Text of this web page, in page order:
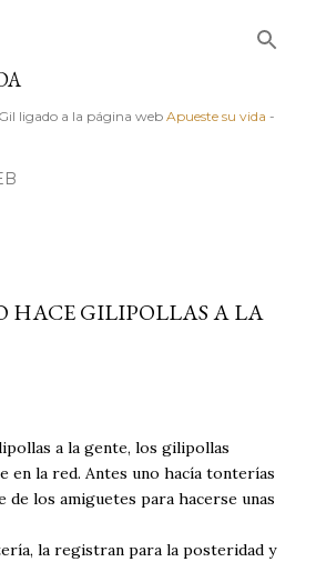
ligado a la página web Apueste su vida -
HACE GILIPOLLAS A LA
a la gente, los gilipollas
en la red. Antes uno hacía tonterías
de los amiguetes para hacerse unas
la registran para la posteridad y